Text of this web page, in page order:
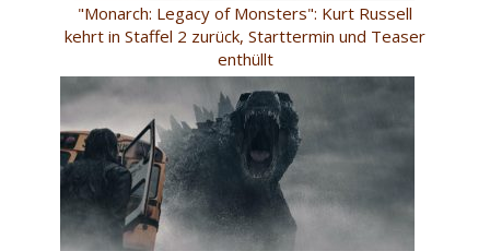
"Monarch: Legacy of Monsters": Kurt Russell
kehrt in Staffel 2 zurück, Starttermin und Teaser
enthüllt